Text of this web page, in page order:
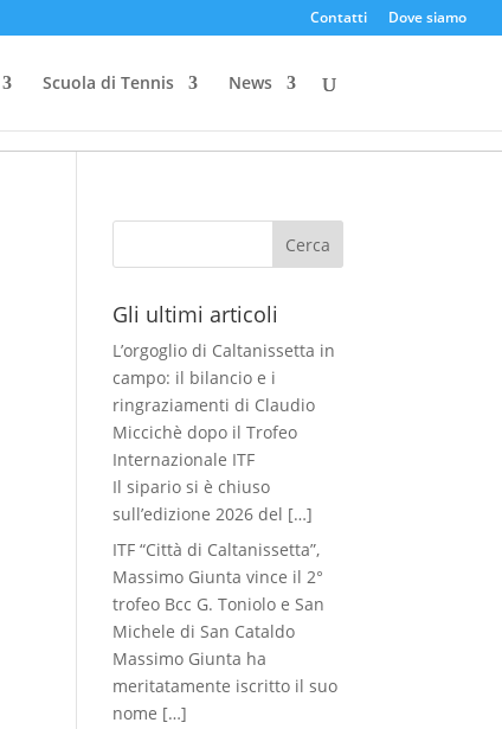
Contatti Dove siamo
Scuola di Tennis News
Cerca
Gli ultimi articoli
L’orgoglio di Caltanissetta in
campo: il bilancio e i
ringraziamenti di Claudio
Miccichè dopo il Trofeo
Internazionale ITF
Il sipario si è chiuso
sull’edizione 2026 del […]
ITF “Città di Caltanissetta”,
Massimo Giunta vince il 2°
trofeo Bcc G. Toniolo e San
Michele di San Cataldo
Massimo Giunta ha
meritatamente iscritto il suo
nome […]